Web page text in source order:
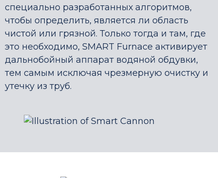
специально разработанных алгоритмов,
чтобы определить, является ли область
чистой или грязной. Только тогда и там, где
это необходимо, SMART Furnace активирует
дальнобойный аппарат водяной обдувки,
тем самым исключая чрезмерную очистку и
утечку из труб.